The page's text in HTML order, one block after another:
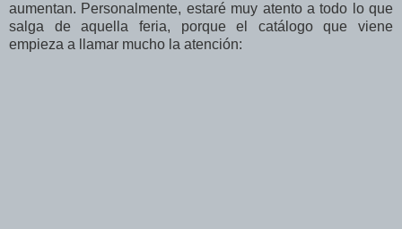
aumentan. Personalmente, estaré muy atento a todo lo que
salga de aquella feria, porque el catálogo que viene
empieza a llamar mucho la atención: